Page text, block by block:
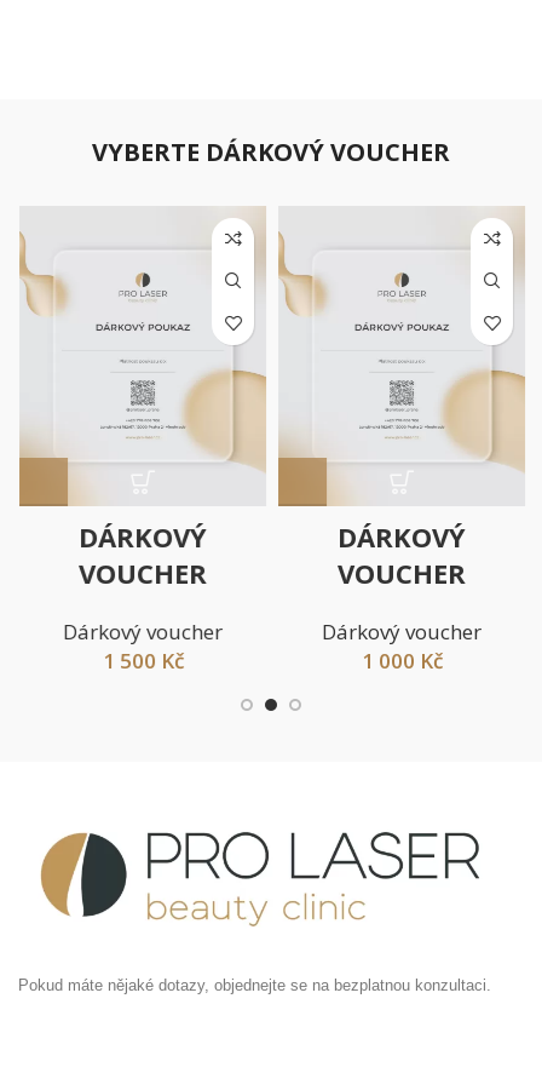
VYBERTE DÁRKOVÝ VOUCHER
DÁRKOVÝ
VOUCHER
Dárkový voucher
1 500 Kč
DÁRKOVÝ
VOUCHER
Dárkový voucher
1 000 Kč
Pokud máte nějaké dotazy, objednejte se na bezplatnou konzultaci.